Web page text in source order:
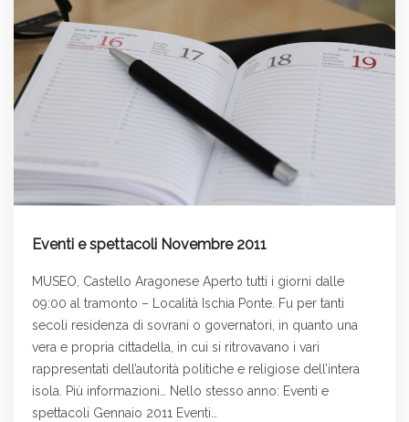
Eventi e spettacoli Novembre 2011
MUSEO, Castello Aragonese Aperto tutti i giorni dalle
09:00 al tramonto – Località Ischia Ponte. Fu per tanti
secoli residenza di sovrani o governatori, in quanto una
vera e propria cittadella, in cui si ritrovavano i vari
rappresentati dell’autorità politiche e religiose dell’intera
isola. Più informazioni… Nello stesso anno: Eventi e
spettacoli Gennaio 2011 Eventi…